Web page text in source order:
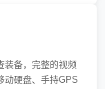
装备，完整的视频
动硬盘、手持GPS